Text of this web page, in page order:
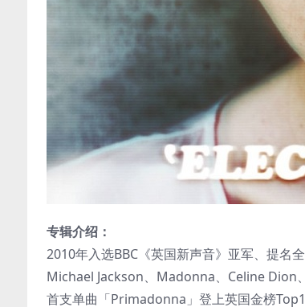
专辑介绍：
2010年入选BBC《英国新声音》亚军、提名
Michael Jackson、Madonna、Celine Dion
首支单曲「Primadonna」登上英国金榜